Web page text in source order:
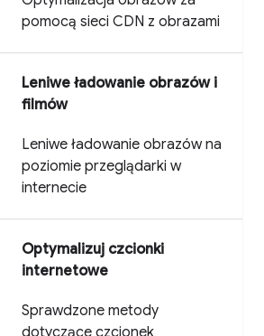
pomocą sieci CDN z obrazami
Leniwe ładowanie obrazów i
filmów
Leniwe ładowanie obrazów na
poziomie przeglądarki w
internecie
Optymalizuj czcionki
internetowe
Sprawdzone metody
dotyczące czcionek